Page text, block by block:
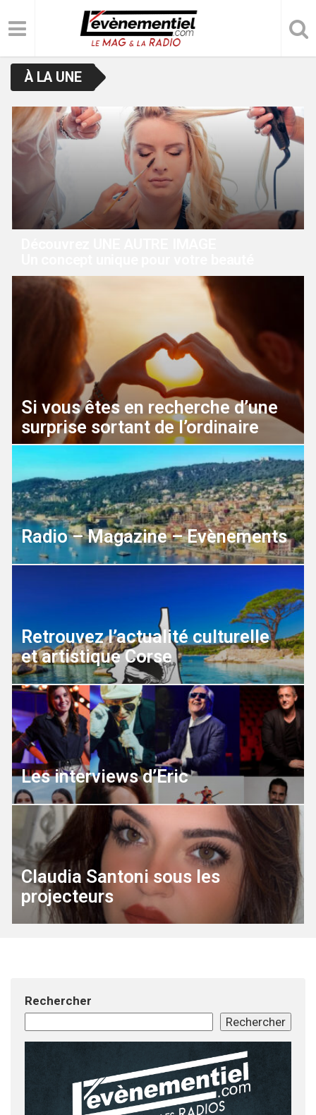
À LA UNE
Si vous êtes en recherche d’une
surprise sortant de l’ordinaire
Radio – Magazine – Evènements
Retrouvez l’actualité culturelle
et artistique Corse
Les interviews d’Eric
Claudia Santoni sous les
projecteurs
Rechercher
Rechercher